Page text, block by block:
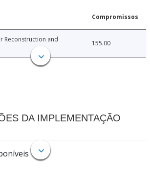
Compromissos
Reconstruction and
155.00
DA IMPLEMENTAÇÃO